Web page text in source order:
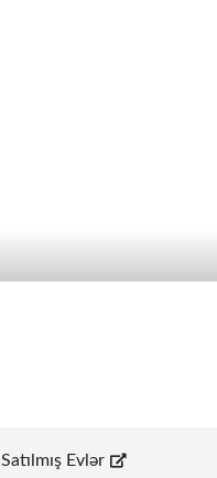
Satılmış Evlər